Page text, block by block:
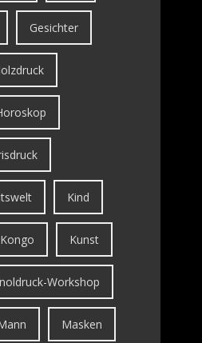
Gesichter
Kind
Kongo Kunst
Workshop
Masken